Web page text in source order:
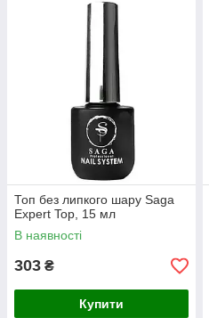
Топ без липкого шару Saga
Expert Top, 15 мл
В наявності
303 ₴
Купити